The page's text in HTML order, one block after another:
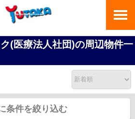
(医療法人社団)の周辺物件一
条件を絞り込む